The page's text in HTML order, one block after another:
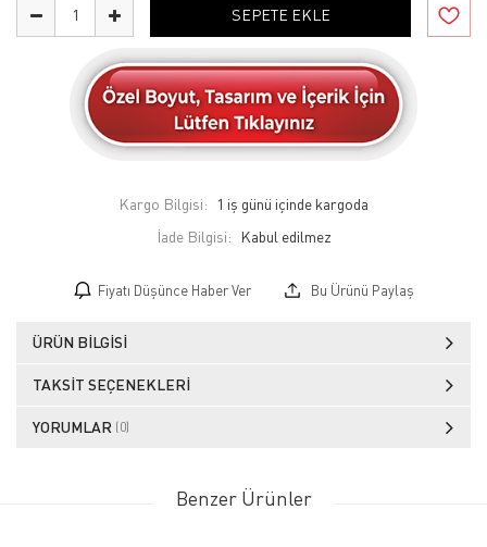
SEPETE EKLE
Kargo Bilgisi:
1 iş günü içinde kargoda
İade Bilgisi:
Fiyatı Düşünce Haber Ver Bu Ürünü Paylaş
ÜRÜN BILGISI
TAKSIT SEÇENEKLERI
YORUMLAR (0)
Benzer Ürünler